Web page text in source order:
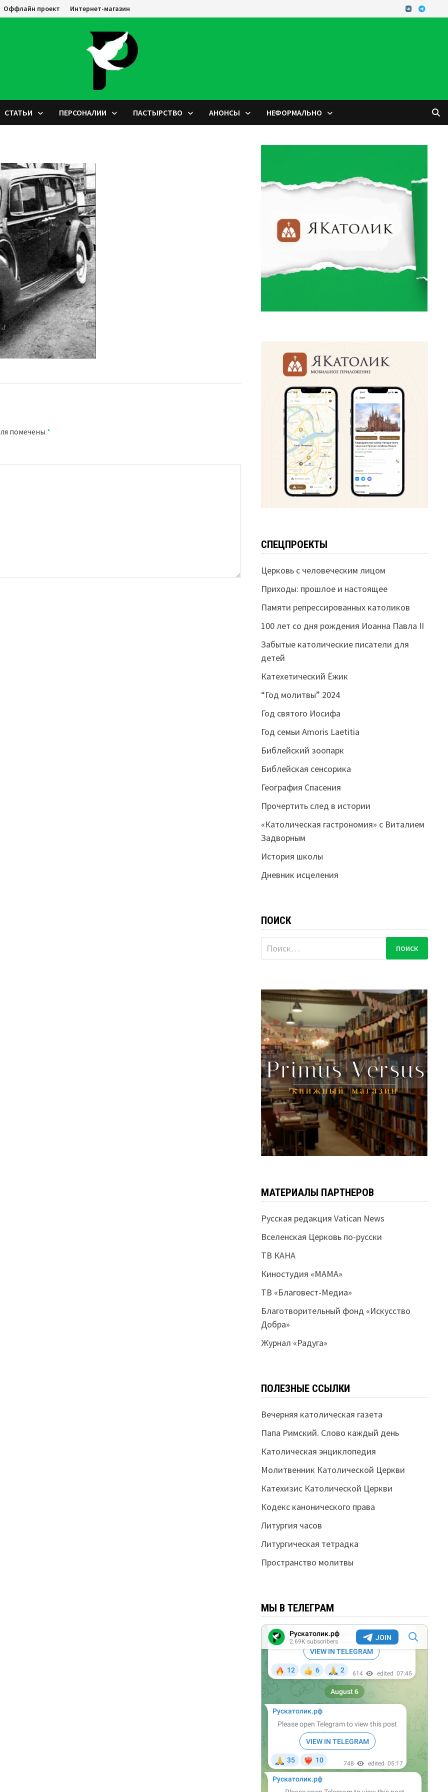
Оффлайн проект Интернет-магазин
СТАТЬИ ПЕРСОНАЛИИ ПАСТЫРСТВО АНОНСЫ НЕФОРМАЛЬНО
помечены *
СПЕЦПРОЕКТЫ
Церковь с человеческим лицом
Приходы: прошлое и настоящее
Памяти репрессированных католиков
100 лет со дня рождения Иоанна Павла II
Забытые католические писатели для
детей
Катехетический Ёжик
“Год молитвы” 2024
Год святого Иосифа
Год семьи Amoris Laetitia
Библейский зоопарк
Библейская сенсорика
География Спасения
Прочертить след в истории
«Католическая гастрономия» с Виталием
Задворным
История школы
Дневник исцеления
ПОИСК
Найти:
МАТЕРИАЛЫ ПАРТНЕРОВ
Русская редакция Vatican News
Вселенская Церковь по-русски
ТВ КАНА
Киностудия «МАМА»
ТВ «Благовест-Медиа»
Благотворительный фонд «Искусство
Добра»
Журнал «Радуга»
ПОЛЕЗНЫЕ ССЫЛКИ
Вечерняя католическая газета
Папа Римский. Слово каждый день
Католическая энциклопедия
Молитвенник Католической Церкви
Катехизис Католической Церкви
Кодекс канонического права
Литургия часов
Литургическая тетрадка
Пространство молитвы
МЫ В ТЕЛЕГРАМ